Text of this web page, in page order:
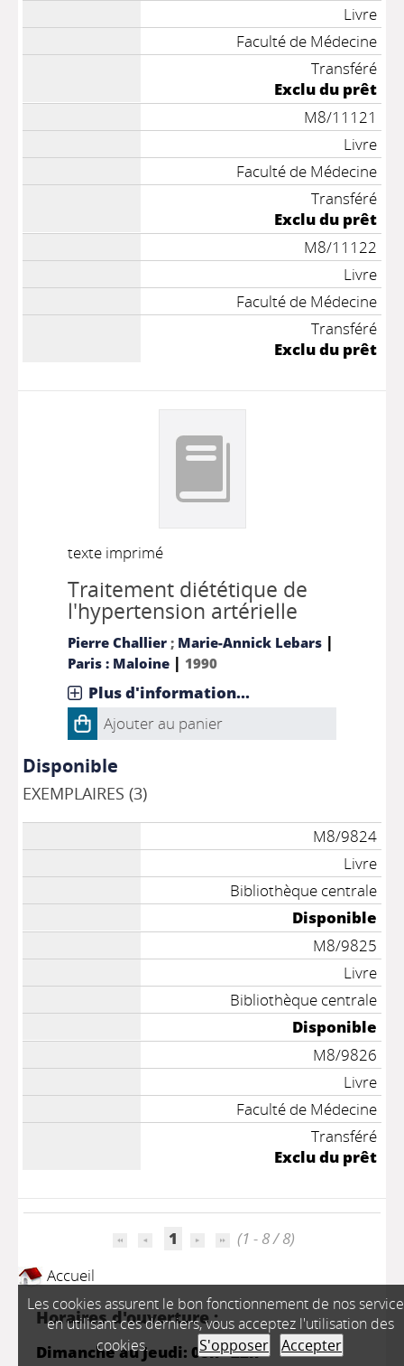
Livre
Faculté de Médecine
Transféré
Exclu du prêt
M8/11121
Livre
Faculté de Médecine
Transféré
Exclu du prêt
M8/11122
Livre
Faculté de Médecine
Transféré
Exclu du prêt
texte imprimé
Traitement diététique de
l'hypertension artérielle
Pierre Challier; Marie-Annick Lebars |
Paris : Maloine| 1990
Plus d'information...
Ajouter au panier
Disponible
EXEMPLAIRES (3)
M8/9824
Livre
Bibliothèque centrale
Disponible
M8/9825
Livre
Bibliothèque centrale
Disponible
M8/9826
Livre
Faculté de Médecine
Transféré
Exclu du prêt
1
(1 - 8 / 8)
Accueil
Horaires d'ouverture :
Dimanche au Jeudi: 08h - 22h
Les cookies assurent le bon fonctionnement de nos
en utilisant ces derniers, vous acceptez l'utilisation des
cookies.
S'opposer Accepter